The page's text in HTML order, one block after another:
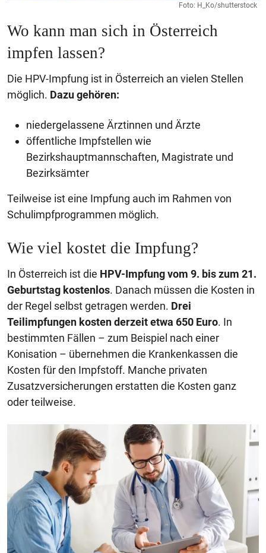
Foto: H_Ko/shutterstock
Wo kann man sich in Österreich
impfen lassen?
Die HPV-Impfung ist in Österreich an vielen Stellen
möglich. Dazu gehören:
niedergelassene Ärztinnen und Ärzte
öffentliche Impfstellen wie
Bezirkshauptmannschaften, Magistrate und
Bezirksämter
Teilweise ist eine Impfung auch im Rahmen von
Schulimpfprogrammen möglich.
Wie viel kostet die Impfung?
In Österreich ist die HPV-Impfung vom 9. bis zum 21.
Geburtstag kostenlos. Danach müssen die Kosten in
der Regel selbst getragen werden. Drei
Teilimpfungen kosten derzeit etwa 650 Euro. In
bestimmten Fällen – zum Beispiel nach einer
Konisation – übernehmen die Krankenkassen die
Kosten für den Impfstoff. Manche privaten
Zusatzversicherungen erstatten die Kosten ganz
oder teilweise.